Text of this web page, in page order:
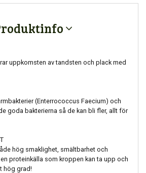
uppkomsten av tandsten och plack med
(Enterrococcus Faecium) och
goda bakterierna så de kan bli fler, allt för
hög smaklighet, smältbarhet och
proteinkälla som kroppen kan ta upp och
hög grad!